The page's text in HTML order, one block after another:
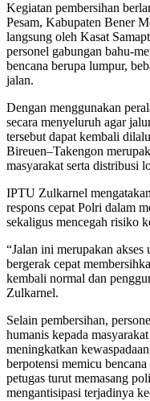
Kegiatan pembersihan
Pesam, Kabupaten Bener
langsung oleh Kasat
personel gabungan bahu-
bencana berupa lumpur,
jalan.
Dengan menggunakan
secara menyeluruh agar
tersebut dapat kembali
Bireuen–Takengon
masyarakat serta distribusi
IPTU Zulkarnel
respons cepat Polri dalam
sekaligus mencegah risiko
“Jalan ini merupakan
bergerak cepat
kembali normal dan
Zulkarnel.
Selain pembersihan,
humanis kepada
meningkatkan
berpotensi memicu
petugas turut memasang
mengantisipasi terjadinya